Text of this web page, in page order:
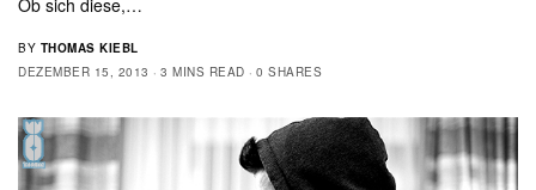
BY THOMAS KIEBL
DEZEMBER 15, 2013
3 MINS READ 0 SHARES